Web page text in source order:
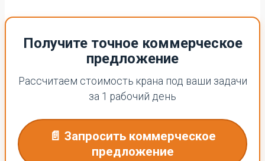
Получите точное коммерческое
предложение
Рассчитаем стоимость крана под ваши задачи
за 1 рабочий день
📄 Запросить коммерческое
предложение